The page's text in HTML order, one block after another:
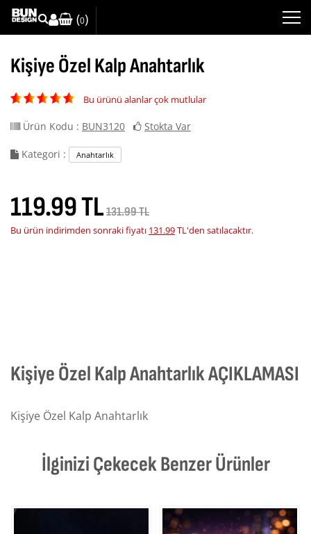
(0)
Kişiye Özel Kalp Anahtarlık
Bu ürünü alanlar çok mutlular
Ürün Kodu : BUN3120 Stokta Var
Kategori : Anahtarlık
119.99 TL131.99 TL
Bu ürün indirimden sonraki fiyatı 131.99TL'den satılacaktır.
Kişiye Özel Kalp Anahtarlık AÇIKLAMASI
Kişiye Özel Kalp Anahtarlık
İlginizi Çekecek Benzer Ürünler